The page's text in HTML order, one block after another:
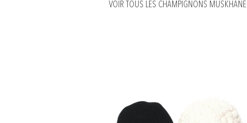
VOIR TOUS LES CHAMPIGNONS MUSKHANE